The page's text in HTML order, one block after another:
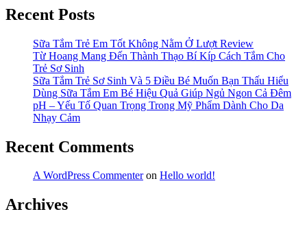
tốt
cleansing
oil
tốt
không?
Recent Posts
Sữa Tắm Trẻ Em Tốt Không Nằm Ở Lượt Review
Từ Hoang Mang Đến Thành Thạo Bí Kíp Cách Tắm Cho
Trẻ Sơ Sinh
Sữa Tắm Trẻ Sơ Sinh Và 5 Điều Bé Muốn Bạn Thấu Hiểu
Dùng Sữa Tắm Em Bé Hiệu Quả Giúp Ngủ Ngon Cả Đêm
pH – Yếu Tố Quan Trọng Trong Mỹ Phẩm Dành Cho Da
Nhạy Cảm
Recent Comments
A WordPress Commenteron Hello world!
Archives